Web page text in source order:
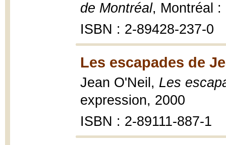
de Montréal, Montréal :
ISBN : 2-89428-237-0
Les escapades de
Jean O'Neil, Les
expression, 2000
ISBN : 2-89111-887-1